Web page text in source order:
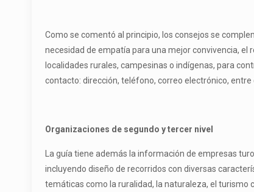
Como se comentó al principio, los consejos se
necesidad de empatía para una mejor convivencia, el
localidades rurales, campesinas o indígenas, para
contacto: dirección, teléfono, correo electrónico, entre
Organizaciones de segundo y tercer nivel
La guía tiene además la información de empresas
incluyendo diseño de recorridos con diversas
temáticas como la ruralidad, la naturaleza, el turismo